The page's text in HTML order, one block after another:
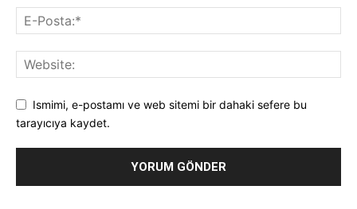
Ismimi, e-postamı ve web sitemi bir dahaki sefere bu
tarayıcıya kaydet.